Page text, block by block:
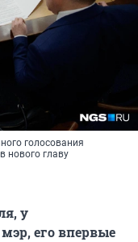
голосования
нового главу
у
его впервые